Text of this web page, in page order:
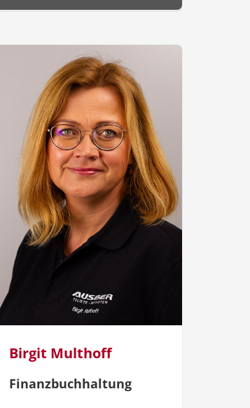
Birgit Multhoff
Finanzbuchhaltung